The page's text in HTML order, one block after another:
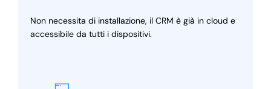
Non necessita di installazione, il CRM è già in cloud e
accessibile da tutti i dispositivi.